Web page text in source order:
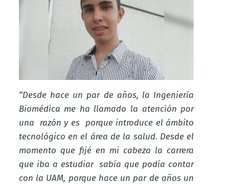
“Desde hace un par de años, la Ingeniería
Biomédica me ha llamado la atención por
una razón y es porque introduce el ámbito
tecnológico en el área de la salud. Desde el
momento que fijé en mi cabeza la carrera
que iba a estudiar sabía que podía contar
con la UAM, porque hace un par de años un